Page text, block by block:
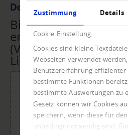
Zustimmung Details
Cookie Einstellung
Cookies sind kleine
Webseiten verwendet
Benutzererfahrung effizienter
bestimmte Funktionen
bestimmte Auswertungen zu
Gesetz können wir Cookies
speichern, wenn diese für
unbedingt notwendig sind.
Datei Upload
Bitte übermitteln Sie
erforderlichen
(Vollmacht,
Lieferscheine, ...) per
Für den Upload Datei
Maximale